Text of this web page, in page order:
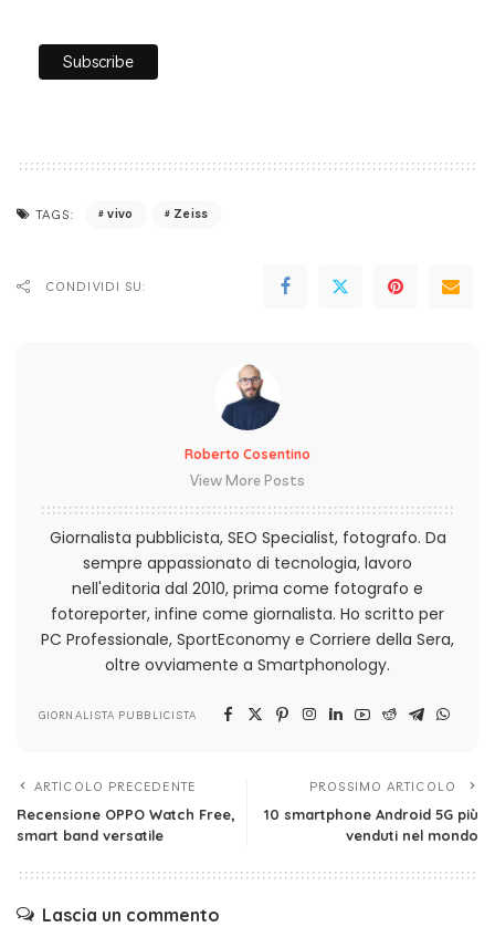
TAGS: vivo Zeiss
CONDIVIDI SU:
Roberto Cosentino
View More Posts
Giornalista pubblicista, SEO Specialist, fotografo. Da
sempre appassionato di tecnologia, lavoro
nell'editoria dal 2010, prima come fotografo e
fotoreporter, infine come giornalista. Ho scritto per
PC Professionale, SportEconomy e Corriere della Sera,
oltre ovviamente a Smartphonology.
GIORNALISTA PUBBLICISTA
ARTICOLO PRECEDENTE
Recensione OPPO Watch Free,
smart band versatile
PROSSIMO ARTICOLO
10 smartphone Android 5G più
venduti nel mondo
Lascia un commento